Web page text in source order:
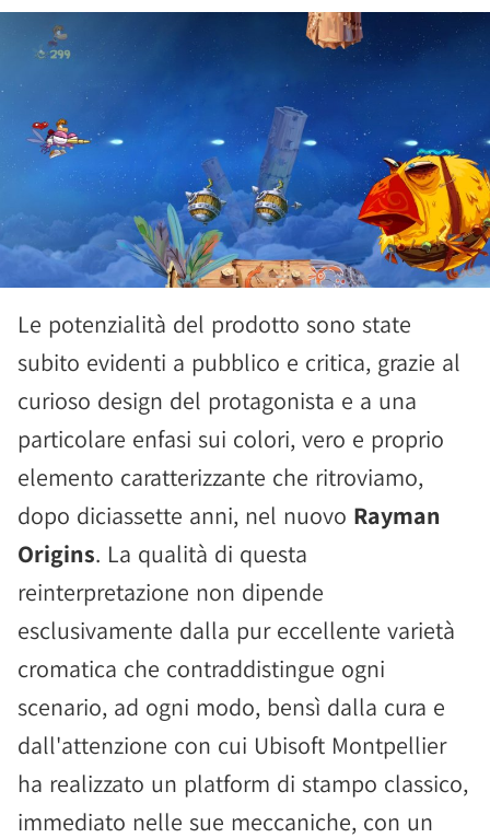
Le potenzialità del prodotto sono state
subito evidenti a pubblico e critica, grazie al
curioso design del protagonista e a una
particolare enfasi sui colori, vero e proprio
elemento caratterizzante che ritroviamo,
dopo diciassette anni, nel nuovo Rayman
Origins. La qualità di questa
reinterpretazione non dipende
esclusivamente dalla pur eccellente varietà
cromatica che contraddistingue ogni
scenario, ad ogni modo, bensì dalla cura e
dall'attenzione con cui Ubisoft Montpellier
ha realizzato un platform di stampo classico,
immediato nelle sue meccaniche, con un